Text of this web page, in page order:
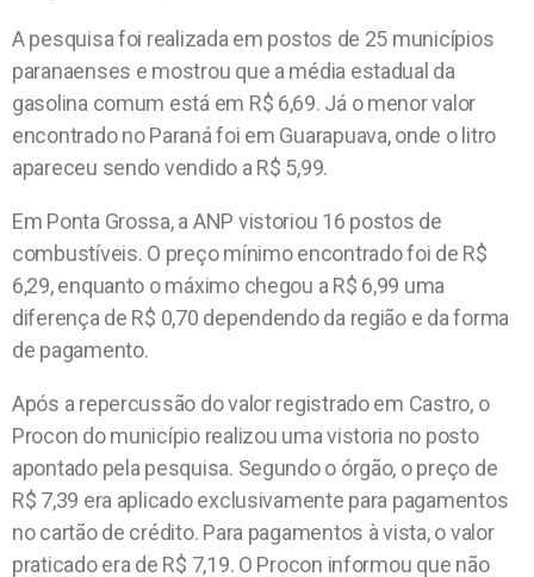
A pesquisa foi realizada em postos de 25 municípios
paranaenses e mostrou que a média estadual da
gasolina comum está em R$ 6,69. Já o menor valor
encontrado no Paraná foi em Guarapuava, onde o litro
apareceu sendo vendido a R$ 5,99.
Em Ponta Grossa, a ANP vistoriou 16 postos de
combustíveis. O preço mínimo encontrado foi de R$
6,29, enquanto o máximo chegou a R$ 6,99 uma
diferença de R$ 0,70 dependendo da região e da forma
de pagamento.
Após a repercussão do valor registrado em Castro, o
Procon do município realizou uma vistoria no posto
apontado pela pesquisa. Segundo o órgão, o preço de
R$ 7,39 era aplicado exclusivamente para pagamentos
no cartão de crédito. Para pagamentos à vista, o valor
praticado era de R$ 7,19. O Procon informou que não